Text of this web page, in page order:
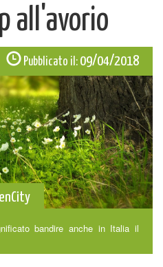
all'avorio
Pubblicato il: 09/04/2018
bandire anche in Italia il